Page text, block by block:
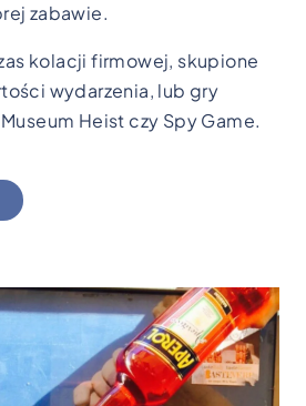
zabawie.
kolacji firmowej, skupione
wydarzenia, lub gry
Heist czy Spy Game.